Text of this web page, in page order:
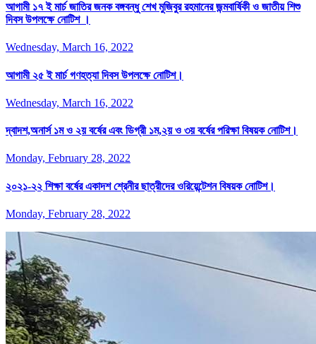
আগামী ১৭ ই মার্চ জাতির জনক বঙ্গবন্ধু শেখ মুজিবুর রহমানের জন্মবার্ষিকী ও জাতীয় শিশু
দিবস উপলক্ষে নোটিশ ।
Wednesday, March 16, 2022
আগামী ২৫ ই মার্চ গণহত্যা দিবস উপলক্ষে নোটিশ।
Wednesday, March 16, 2022
দ্বাদশ,অনার্স ১ম ও ২য় বর্ষের এবং ডিগ্রী ১ম,২য় ও ৩য় বর্ষের পরিক্ষা বিষয়ক নোটিশ।
Monday, February 28, 2022
২০২১-২২ শিক্ষা বর্ষের একাদশ শ্রেনীর ছাত্রীদের ওরিয়েন্টেশন বিষয়ক নোটিশ।
Monday, February 28, 2022